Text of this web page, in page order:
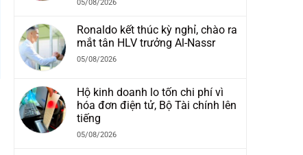
05/08/2026
Ronaldo kết thúc kỳ nghỉ, chào ra
mắt tân HLV trưởng Al-Nassr
05/08/2026
Hộ kinh doanh lo tốn chi phí vì
hóa đơn điện tử, Bộ Tài chính lên
tiếng
05/08/2026